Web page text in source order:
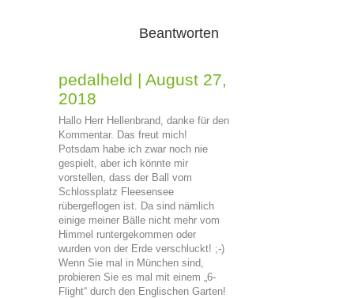
Beantworten
pedalheld | August 27,
2018
Hallo Herr Hellenbrand, danke für den
Kommentar. Das freut mich!
Potsdam habe ich zwar noch nie
gespielt, aber ich könnte mir
vorstellen, dass der Ball vom
Schlossplatz Fleesensee
rübergeflogen ist. Da sind nämlich
einige meiner Bälle nicht mehr vom
Himmel runtergekommen oder
wurden von der Erde verschluckt! ;-)
Wenn Sie mal in München sind,
probieren Sie es mal mit einem „6-
Flight“ durch den Englischen Garten!